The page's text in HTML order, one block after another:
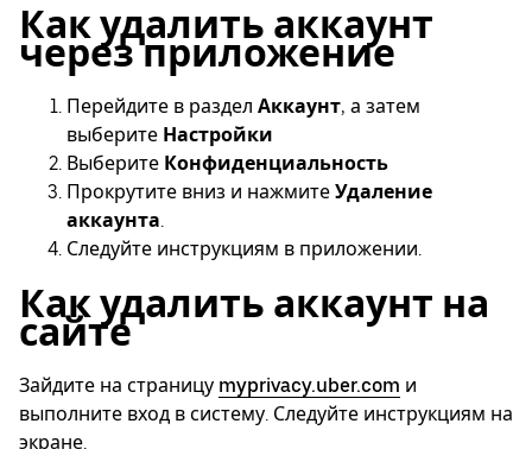
Как удалить аккаунт
через приложение
Перейдите в раздел Аккаунт, а затем
выберите Настройки
Выберите Конфиденциальность
Прокрутите вниз и нажмите Удаление
аккаунта.
Следуйте инструкциям в приложении.
Как удалить аккаунт на
сайте
Зайдите на страницу myprivacy.uber.com и
выполните вход в систему. Следуйте инструкциям на
экране.